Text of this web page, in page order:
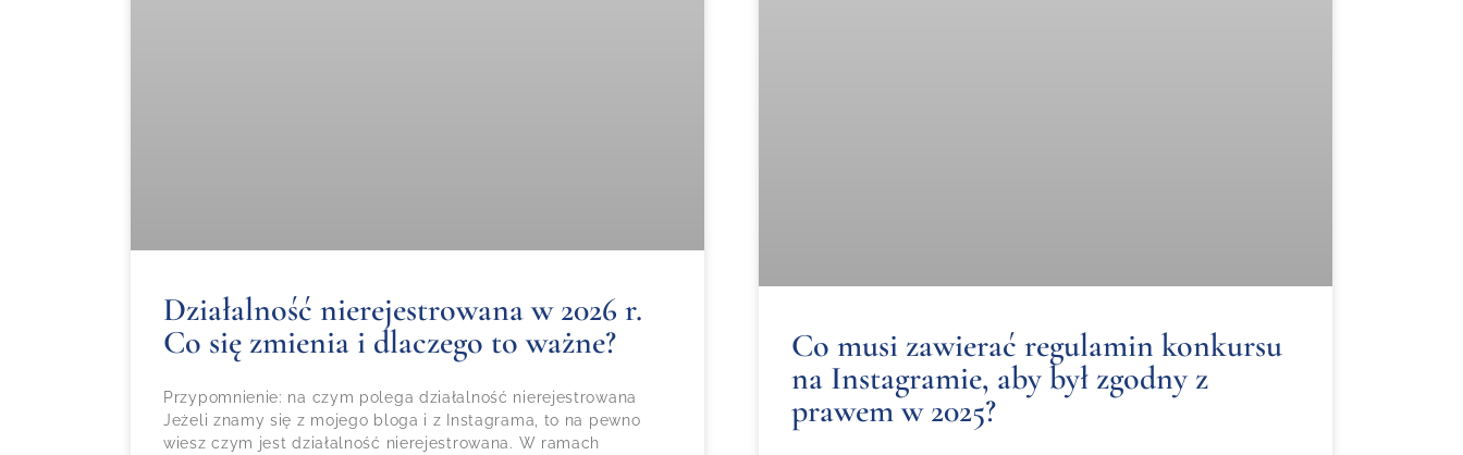
Działalność nierejestrowana w 2026 r.
Co się zmienia i dlaczego to ważne?
Przypomnienie: na czym polega działalność nierejestrowana
Jeżeli znamy się z mojego bloga i z Instagrama, to na pewno
wiesz czym jest działalność nierejestrowana. W ramach
Co musi zawierać regulamin konkursu
na Instagramie, aby był zgodny z
prawem w 2025?